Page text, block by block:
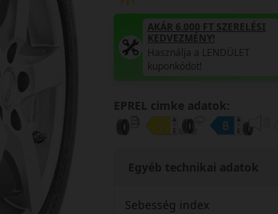
AKÁR 6.000 FT SZERELÉSI
KEDVEZMÉNY!
Használja a LENDÜLET
kuponkódot!
EPREL cimke adatok:
Egyéb technikai adatok
Sebesség index